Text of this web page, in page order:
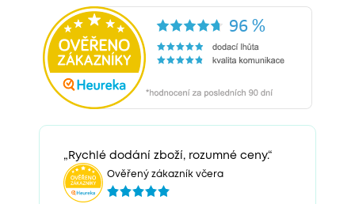
„Rychlé dodání zboží, rozumné ceny.“
Ověřený zákazník včera